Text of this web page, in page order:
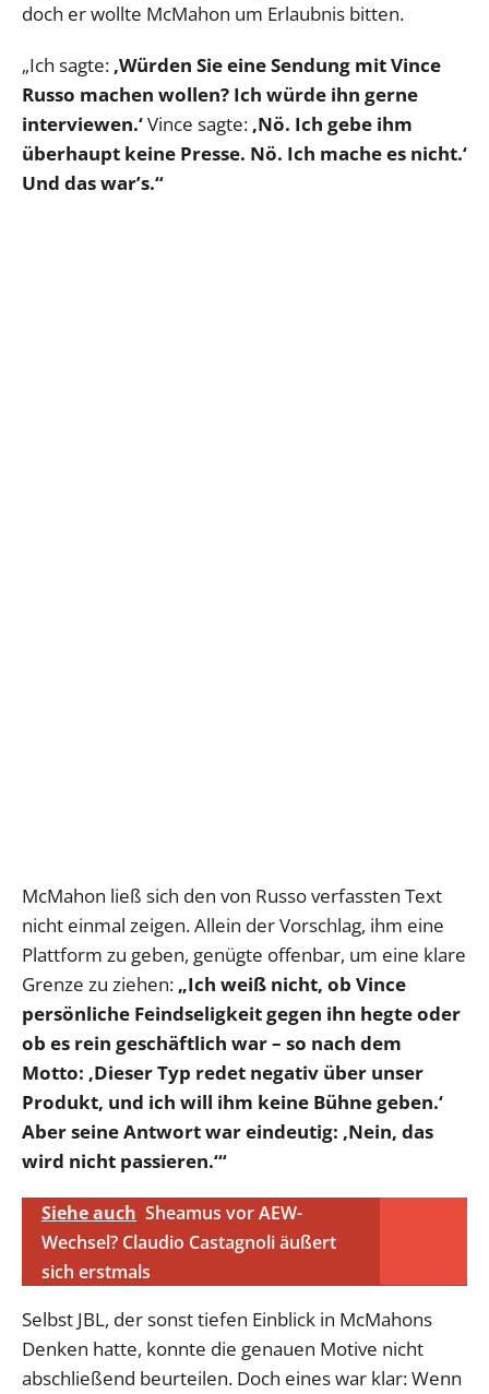
doch er wollte McMahon um Erlaubnis bitten.
„Ich sagte: ‚Würden Sie eine Sendung mit Vince
Russo machen wollen? Ich würde ihn gerne
interviewen.‘Vince sagte: ‚Nö. Ich gebe ihm
überhaupt keine Presse. Nö. Ich mache es nicht.‘
Und das war’s.“
McMahon ließ sich den von Russo verfassten Text
nicht einmal zeigen. Allein der Vorschlag, ihm eine
Plattform zu geben, genügte offenbar, um eine klare
Grenze zu ziehen: „Ich weiß nicht, ob Vince
persönliche Feindseligkeit gegen ihn hegte oder
ob es rein geschäftlich war – so nach dem
Motto: ‚Dieser Typ redet negativ über unser
Produkt, und ich will ihm keine Bühne geben.‘
Aber seine Antwort war eindeutig: ‚Nein, das
wird nicht passieren.‘“
Siehe auch Sheamus vor AEW-
Wechsel? Claudio Castagnoli äußert
sich erstmals
Selbst JBL, der sonst tiefen Einblick in McMahons
Denken hatte, konnte die genauen Motive nicht
abschließend beurteilen. Doch eines war klar: Wenn